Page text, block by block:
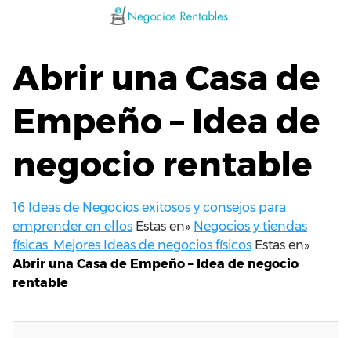
Abrir una Casa de
Empeño – Idea de
negocio rentable
16 Ideas de Negocios exitosos y consejos para
emprender en ellos Estas en» Negocios y tiendas
físicas: Mejores Ideas de negocios físicos Estas en»
Abrir una Casa de Empeño – Idea de negocio
rentable